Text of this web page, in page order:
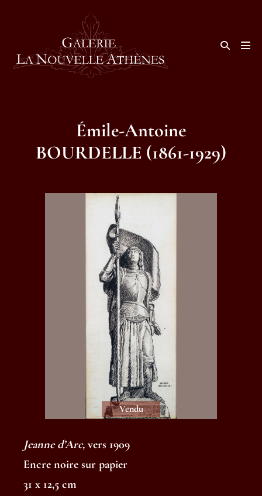
Basculer
Émile-Antoine
BOURDELLE (1861-1929)
Vendu
Jeanne d’Arc,vers 1909
Encre noire sur papier
31 x 12,5 cm